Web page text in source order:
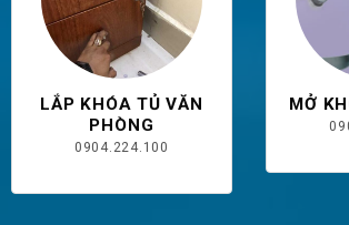
LẮP KHÓA TỦ VĂN
PHÒNG
0904.224.100
MỞ